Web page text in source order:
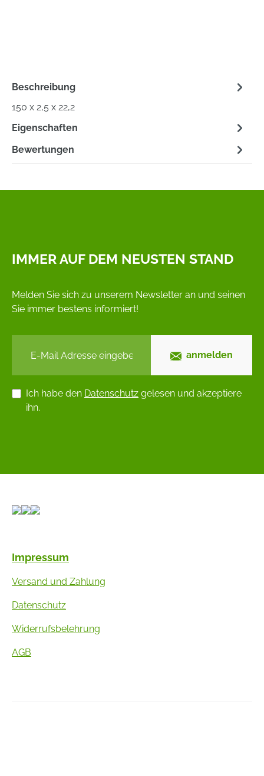
Beschreibung
150 x 2,5 x 22,2
Eigenschaften
Bewertungen
IMMER AUF DEM NEUSTEN STAND
Melden Sie sich zu unserem Newsletter an und seinen
Sie immer bestens informiert!
anmelden
Ich habe den Datenschutz gelesen und akzeptiere
ihn.
Impressum
Versand und Zahlung
Datenschutz
Widerrufsbelehrung
AGB